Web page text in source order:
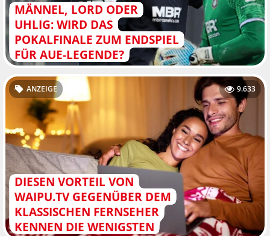
MÄNNEL, LORD ODER
UHLIG: WIRD DAS
POKALFINALE ZUM ENDSPIEL
FÜR AUE-LEGENDE?
DIESEN VORTEIL VON
WAIPU.TV GEGENÜBER DEM
KLASSISCHEN FERNSEHER
KENNEN DIE WENIGSTEN
ANZEIGE 9.633